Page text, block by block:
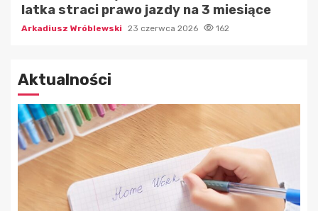
latka straci prawo jazdy na 3 miesiące
Arkadiusz Wróblewski 23 czerwca 2026 162
Aktualności